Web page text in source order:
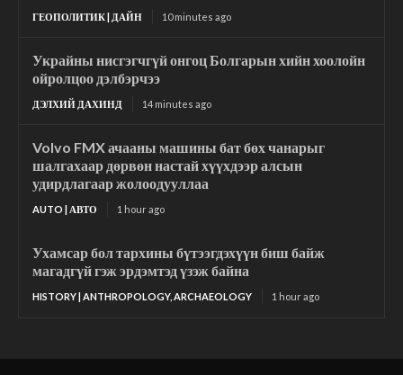
ГЕОПОЛИТИК | ДАЙН 10 minutes ago
Украйны нисгэгчгүй онгоц Болгарын хийн хоолойн
ойролцоо дэлбэрчээ
ДЭЛХИЙ ДАХИНД 14 minutes ago
Volvo FMX ачааны машины бат бөх чанарыг
шалгахаар дөрвөн настай хүүхдээр алсын
удирдлагаар жолоодууллаа
AUTO | АВТО 1 hour ago
Ухамсар бол тархины бүтээгдэхүүн биш байж
магадгүй гэж эрдэмтэд үзэж байна
HISTORY | ANTHROPOLOGY, ARCHAEOLOGY 1 hour ago